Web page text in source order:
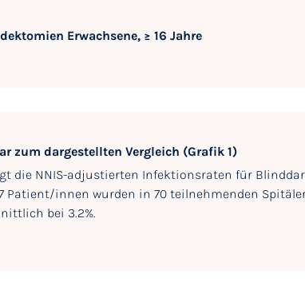
Erwachsene, ≥ 16 Jahre
zum dargestellten Vergleich (Grafik 1)
die NNIS-adjustierten Infektionsraten für
Patient/innen wurden in 70 teilnehmenden
bei 3.2%.